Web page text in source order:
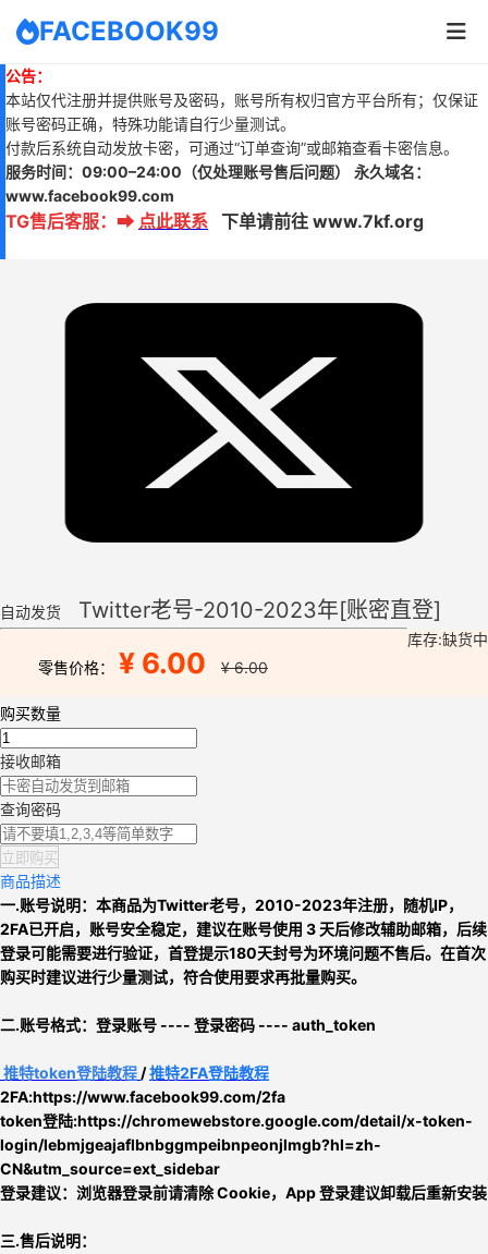
FACEBOOK99
公告：
本站仅代注册并提供账号及密码，账号所有权归官方平台所有；仅保证
账号密码正确，特殊功能请自行少量测试。
付款后系统自动发放卡密，可通过“订单查询”或邮箱查看卡密信息。
服务时间： 09:00–24:00 （仅处理账号售后问题）
永久域名：
www.facebook99.com
TG售后客服： ➡ 点此联系 下单请前往 www.7kf.org
自动发货 Twitter老号-2010-2023年[账密直登]
库存:缺货中
零售价格：
¥ 6.00 ¥ 6.00
购买数量
接收邮箱
查询密码
立即购买
商品描述
一.账号说明： 本商品为Twitter老号， 2010-2023年注册， 随机IP，
2FA已开启， 账号安全稳定， 建议在账号使用 3 天后修改辅助邮箱，后续
登录可能需要进行验证， 首登提示180天封号为环境问题不售后。 在首次
购买时建议进行少量测试，符合使用要求再批量购买。
二.账号格式： 登录账号 ---- 登录密码 ---- auth_token
推特token登陆教程 /推特2FA登陆教程
2FA:https://www.facebook99.com/2fa
token登陆:https://chromewebstore.google.com/detail/x-token-
login/lebmjgeajaflbnbggmpeibnpeonjlmgb?hl=zh-
CN&utm_source=ext_sidebar
登录建议：浏览器登录前请清除 Cookie，App 登录建议卸载后重新安装
三.售后说明：